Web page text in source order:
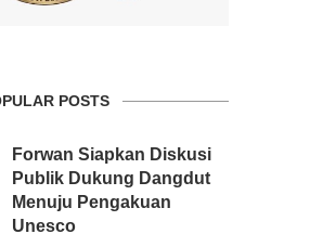
POSTS
Forwan Siapkan Diskusi
Publik Dukung Dangdut
Menuju Pengakuan
Unesco